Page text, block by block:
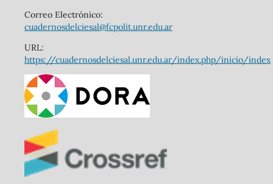
Correo Electrónico:
cuadernosdelciesal@fcpolit.unr.edu.ar
URL:
https://cuadernosdelciesal.unr.edu.ar/index.php/inicio/index